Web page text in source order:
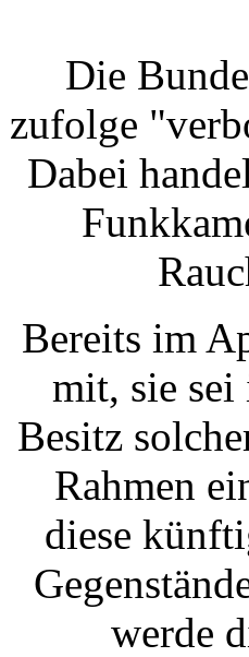
Die
zufolge
Dabei
Bereits im
mit, sie sei
Besitz
Rahmen
diese
werde